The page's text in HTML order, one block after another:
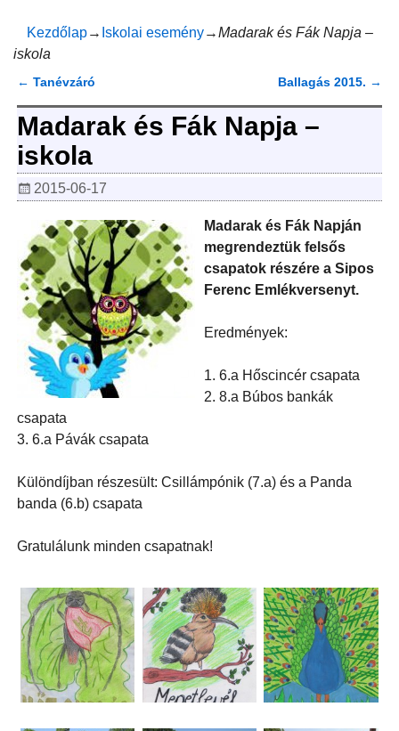
Kezdőlap→ Iskolai esemény→Madarak és Fák Napja –
iskola
Bejegyzés navigáció
← Tanévzáró Ballagás 2015. →
Madarak és Fák Napja –
iskola
2015-06-17
Madarak és Fák Napján
megrendeztük felsős
csapatok részére a Sipos
Ferenc Emlékversenyt.
Eredmények:
1. 6.a Hőscincér csapata
2. 8.a Búbos bankák
csapata
3. 6.a Pávák csapata
Különdíjban részesült: Csillámpónik (7.a) és a Panda
banda (6.b) csapata
Gratulálunk minden csapatnak!